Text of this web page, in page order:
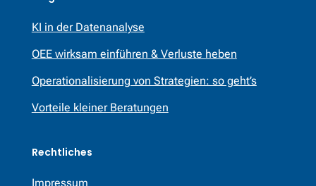
KI in der Datenanalyse
OEE wirksam einführen & Verluste heben
Operationalisierung von Strategien: so geht’s
Vorteile kleiner Beratungen
Rechtliches
Impressum